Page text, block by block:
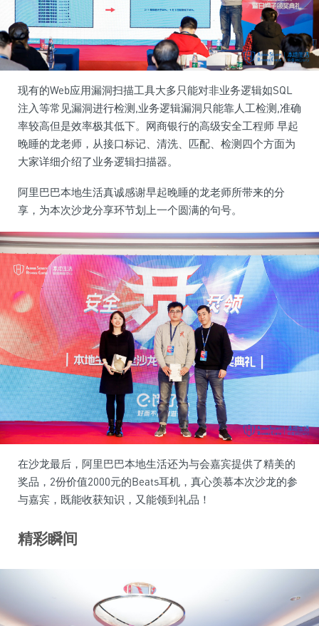
现有的Web应用漏洞扫描工具大多只能对非业务逻辑如SQL
注入等常见漏洞进行检测,业务逻辑漏洞只能靠人工检测,准确
率较高但是效率极其低下。网商银行的高级安全工程师 早起
晚睡的龙老师，从接口标记、清洗、匹配、检测四个方面为
大家详细介绍了业务逻辑扫描器。
阿里巴巴本地生活真诚感谢早起晚睡的龙老师所带来的分
享，为本次沙龙分享环节划上一个圆满的句号。
在沙龙最后，阿里巴巴本地生活还为与会嘉宾提供了精美的
奖品，2份价值2000元的Beats耳机，真心羡慕本次沙龙的参
与嘉宾，既能收获知识，又能领到礼品！
精彩瞬间